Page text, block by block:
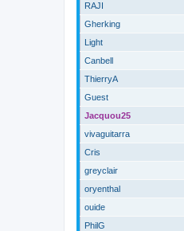
RAJI
Gherking
Light
Canbell
ThierryA
Guest
Jacquou25
vivaguitarra
Cris
greyclair
oryenthal
ouide
PhilG